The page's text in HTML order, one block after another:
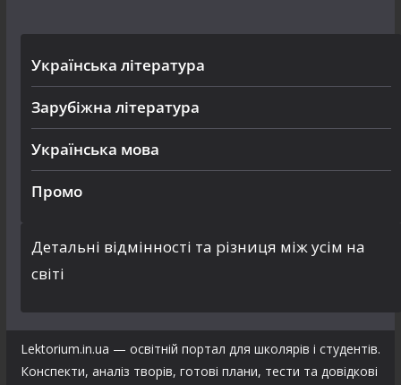
Українська література
Зарубіжна література
Українська мова
Промо
Детальні відмінності та різниця між усім на
світі
Lektorium.in.ua — освітній портал для школярів і студентів.
Конспекти, аналіз творів, готові плани, тести та довідкові